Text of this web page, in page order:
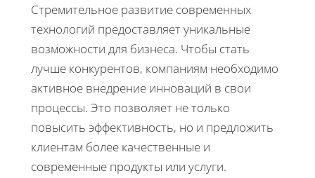
Стремительное развитие современных
технологий предоставляет уникальные
возможности для бизнеса. Чтобы стать
лучше конкурентов, компаниям необходимо
активное внедрение инноваций в свои
процессы. Это позволяет не только
повысить эффективность, но и предложить
клиентам более качественные и
современные продукты или услуги.